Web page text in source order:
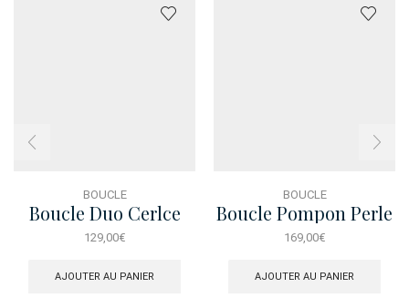
BOUCLE
Boucle Duo Cerlce
Bicol Charms Brillant
129,00€
AJOUTER AU PANIER
BOUCLE
Boucle Pompon Perle
Cercle
169,00€
AJOUTER AU PANIER